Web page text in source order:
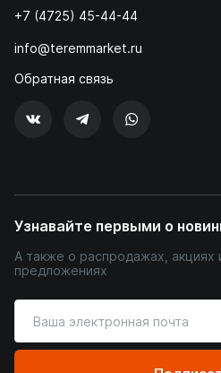
+7 (4725) 45-44-44
info@teremmarket.ru
Обратная связь
Узнавайте первыми о
А также о распродажах, акциях
предложениях
ваш
адрес